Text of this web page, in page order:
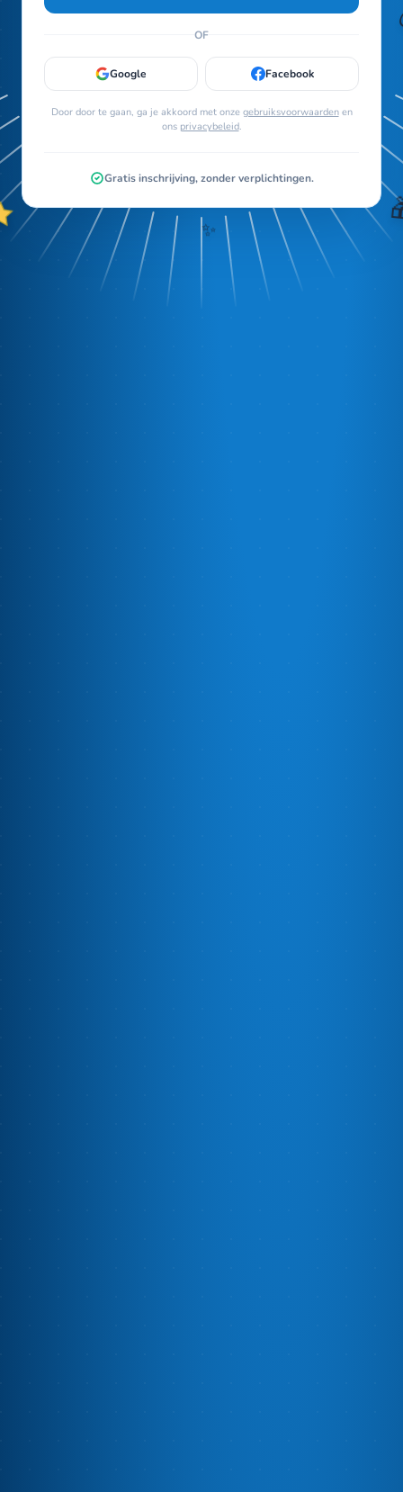
✨
OF
Google Facebook
Door door te gaan, ga je akkoord met onze gebruiksvoorwaardenen
ons privacybeleid.
Gratis inschrijving, zonder verplichtingen.